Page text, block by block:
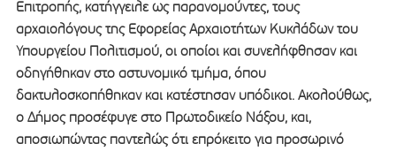
Επιτροπής, κατήγγειλε ως παρανομούντες, τους
αρχαιολόγους της Εφορείας Αρχαιοτήτων Κυκλάδων του
Υπουργείου Πολιτισμού, οι οποίοι και συνελήφθησαν και
οδηγήθηκαν στο αστυνομικό τμήμα, όπου
δακτυλοσκοπήθηκαν και κατέστησαν υπόδικοι. Ακολούθως,
ο Δήμος προσέφυγε στο Πρωτοδικείο Νάξου, και,
αποσιωπώντας παντελώς ότι επρόκειτο για προσωρινό